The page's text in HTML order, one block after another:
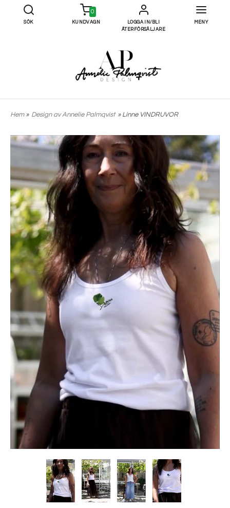
SÖK
0
KUNDVAGN
LOGGA IN/BLI
ÅTERFÖRSÄLJARE
MENY
Hem» Design av Annelie Palmqvist » Linne VINDRUVOR